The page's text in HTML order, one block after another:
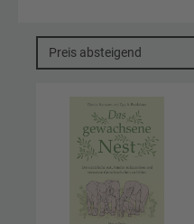
Preis absteigend